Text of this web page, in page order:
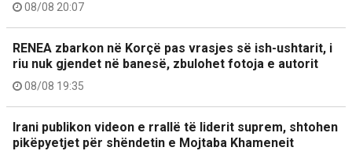
08/08 20:07
RENEA zbarkon në Korçë pas vrasjes së ish-ushtarit, i
riu nuk gjendet në banesë, zbulohet fotoja e autorit
08/08 19:35
Irani publikon videon e rrallë të liderit suprem, shtohen
pikëpyetjet për shëndetin e Mojtaba Khameneit